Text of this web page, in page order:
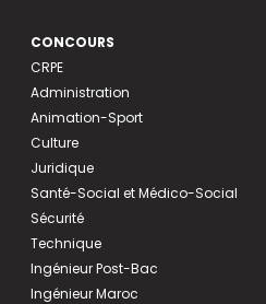
CONCOURS
CRPE
Administration
Animation-Sport
Culture
Juridique
Santé-Social et Médico-Social
Sécurité
Technique
Ingénieur Post-Bac
Ingénieur Maroc